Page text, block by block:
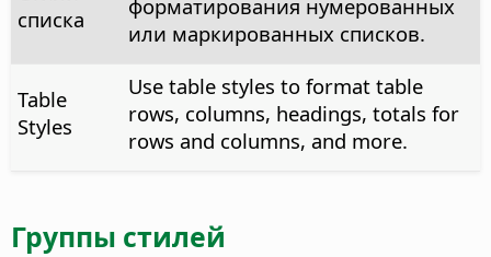
списка
форматирования нумерованных
или маркированных списков.
Table
Styles
Use table styles to format table
rows, columns, headings, totals for
rows and columns, and more.
Группы стилей